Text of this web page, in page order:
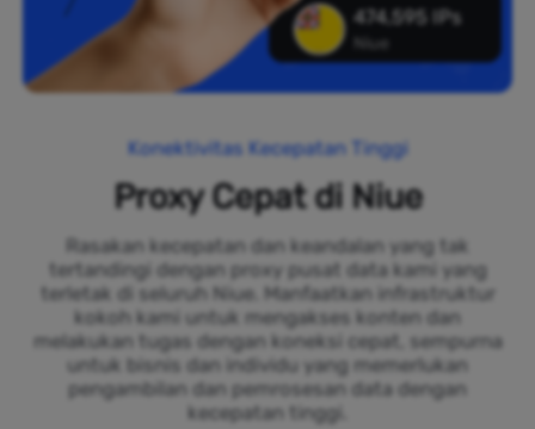
474,595 IPs
Niue
Konektivitas Kecepatan Tinggi
Proxy Cepat di Niue
Rasakan kecepatan dan keandalan yang tak
tertandingi dengan proxy pusat data kami yang
terletak di seluruh Niue. Manfaatkan infrastruktur
kokoh kami untuk mengakses konten dan
melakukan tugas dengan koneksi cepat, sempurna
untuk bisnis dan individu yang memerlukan
pengambilan dan pemrosesan data dengan
kecepatan tinggi.